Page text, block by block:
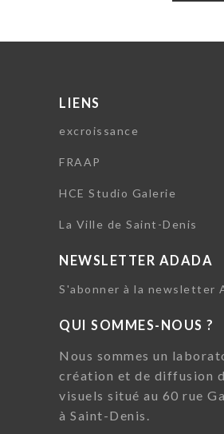
LIENS
excroissance
FRAAP
HCE Studio Galerie
La Ville de Saint-Denis
NEWSLETTER ADADA
S'abonner à la newsletter
QUI SOMMES-NOUS ?
Nous sommes un
création et de diffusion
visuels situé au 60 rue
à Saint-Denis.